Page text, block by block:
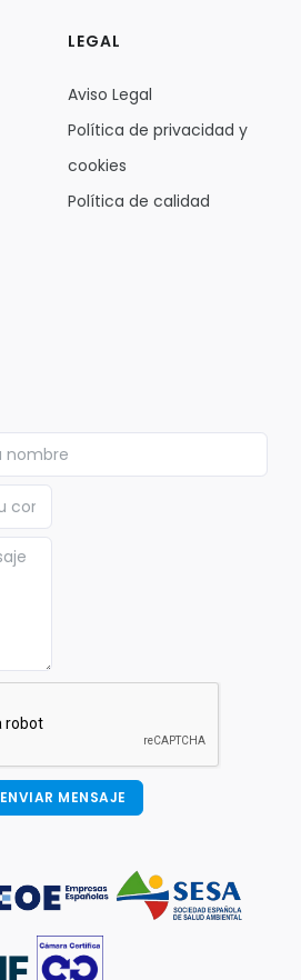
LEGAL
Aviso Legal
Política de privacidad y
cookies
Política de calidad
ENVIAR MENSAJE